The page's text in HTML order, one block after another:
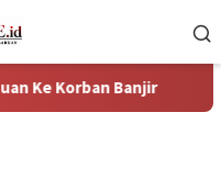
Banjir Puncak